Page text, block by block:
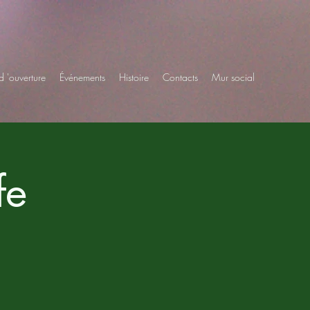
'ouverture Événements Histoire Contacts Mur social